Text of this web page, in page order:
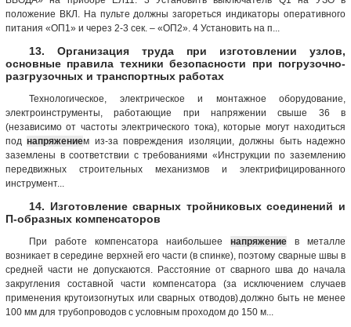
положение ВКЛ. На пульте должны загореться индикаторы оперативного
питания «ОП1» и через 2-3 сек. – «ОП2». 4 Установить на п...
13. Организация труда при изготовлении узлов,
основные правила техники безопасности при погрузочно-
разгрузочных и транспортных работах
Технологическое, электрическое и монтажное оборудование,
электроинструменты, работающие при напряжении свыше 36 в
(независимо от частоты электрического тока), которые могут находиться
поднапряжением из-за повреждения изоляции, должны быть надежно
заземлены в соответствии с требованиями «Инструкции по заземлению
передвижных строительных механизмов и электрифицированного
инструмент...
14. Изготовление сварных тройниковых соединений и
П-образных компенсаторов
При работе компенсатора наибольшее напряжение в металле
возникает в середине верхней его части (в спинке), поэтому сварные швы в
средней части не допускаются. Расстояние от сварного шва до начала
закругления составной части компенсатора (за исключением случаев
применения крутоизогнутых или сварных отводов).должно быть не менее
100 мм для трубопроводов с условным проходом до 150 м...